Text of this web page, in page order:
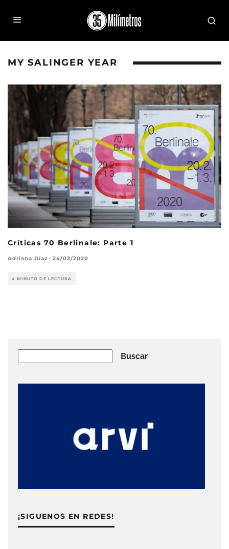
MY SALINGER YEAR
Críticas 70 Berlinale: Parte 1
Adriana Díaz · 24/02/2020
4 MINUTO DE LECTURA
Buscar
¡SIGUENOS EN REDES!